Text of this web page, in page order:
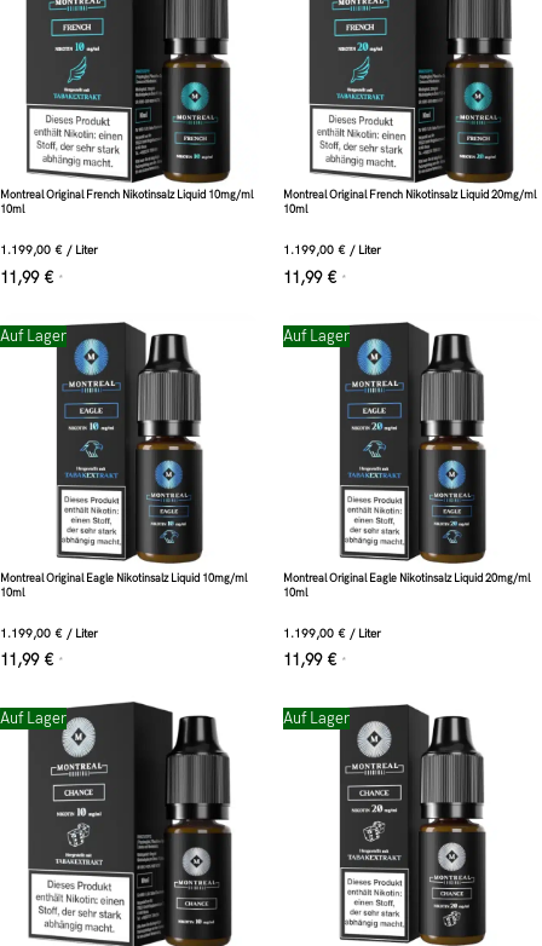
Montreal Original French Nikotinsalz Liquid 10mg/ml
10ml
1.199,00 € / Liter
11,99 € *
Montreal Original French Nikotinsalz Liquid 20mg/ml
10ml
1.199,00 € / Liter
11,99 € *
Auf Lager
Montreal Original Eagle Nikotinsalz Liquid 10mg/ml
10ml
1.199,00 € / Liter
11,99 € *
Auf Lager
Montreal Original Eagle Nikotinsalz Liquid 20mg/ml
10ml
1.199,00 € / Liter
11,99 € *
Auf Lager Auf Lager